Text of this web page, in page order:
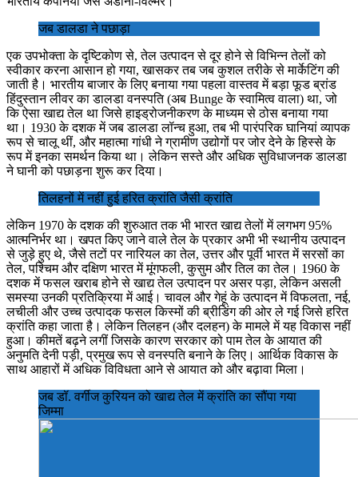
जब डालडा ने पछाड़ा
एक उपभोक्ता के दृष्टिकोण से, तेल उत्पादन से दूर होने से विभिन्न तेलों को
स्वीकार करना आसान हो गया, खासकर तब जब कुशल तरीके से मार्केटिंग की
जाती है। भारतीय बाजार के लिए बनाया गया पहला वास्तव में बड़ा फूड ब्रांड
हिंदुस्तान लीवर का डालडा वनस्पति (अब Bunge के स्वामित्व वाला) था, जो
कि ऐसा खाद्य तेल था जिसे हाइड्रोजनीकरण के माध्यम से ठोस बनाया गया
था। 1930 के दशक में जब डालडा लॉन्च हुआ, तब भी पारंपरिक घानियां व्यापक
रूप से चालू थीं, और महात्मा गांधी ने ग्रामीण उद्योगों पर जोर देने के हिस्से के
रूप में इनका समर्थन किया था। लेकिन सस्ते और अधिक सुविधाजनक डालडा
ने घानी को पछाड़ना शुरू कर दिया।
तिलहनों में नहीं हुई हरित क्रांति जैसी क्रांति
लेकिन 1970 के दशक की शुरुआत तक भी भारत खाद्य तेलों में लगभग 95%
आत्मनिर्भर था। खपत किए जाने वाले तेल के प्रकार अभी भी स्थानीय उत्पादन
से जुड़े हुए थे, जैसे तटों पर नारियल का तेल, उत्तर और पूर्वी भारत में सरसों का
तेल, पश्चिम और दक्षिण भारत में मूंगफली, कुसुम और तिल का तेल। 1960 के
दशक में फसल खराब होने से खाद्य तेल उत्पादन पर असर पड़ा, लेकिन असली
समस्या उनकी प्रतिक्रिया में आई। चावल और गेहूं के उत्पादन में विफलता, नई,
लचीली और उच्च उत्पादक फसल किस्मों की ब्रीडिंग की ओर ले गई जिसे हरित
क्रांति कहा जाता है। लेकिन तिलहन (और दलहन) के मामले में यह विकास नहीं
हुआ। कीमतें बढ़ने लगीं जिसके कारण सरकार को पाम तेल के आयात की
अनुमति देनी पड़ी, प्रमुख रूप से वनस्पति बनाने के लिए। आर्थिक विकास के
साथ आहारों में अधिक विविधता आने से आयात को और बढ़ावा मिला।
जब डॉ. वर्गीज कुरियन को खाद्य तेल में क्रांति का सौंपा गया
जिम्मा